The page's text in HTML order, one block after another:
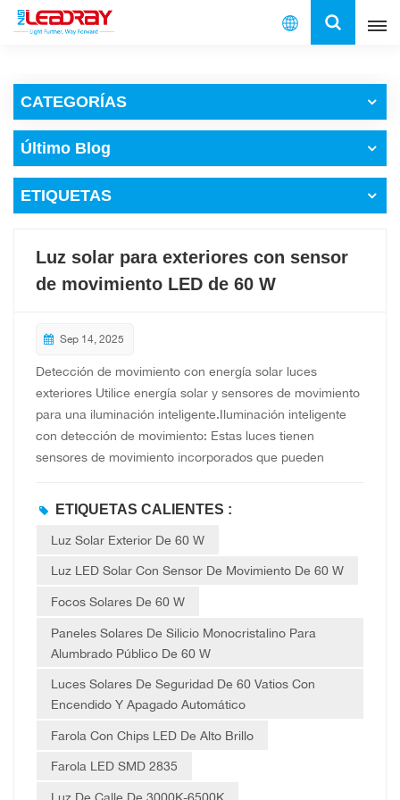
Español
中文
CATEGORÍAS
Último Blog
ETIQUETAS
Luz solar para exteriores con sensor
de movimiento LED de 60 W
Sep 14, 2025
Detección de movimiento con energía solar luces
exteriores Utilice energía solar y sensores de movimiento
para una iluminación inteligente.Iluminación inteligente
con detección de movimiento: Estas luces tienen
sensores de movimiento incorporados que pueden
detección de hasta 120 grados y una distancia de
detección de 6 a 26 pies. Cuando un objeto ingresa al
rango de detección, la luz se ilumina automáticamente y
tiempo establecido (por ejemplo, 30 segundos) después
de que el objeto sale, ahorrando energía de manera
efectiva. Energía solar eficiente: Estas luces
policristalino o monocristalino, que ofrecen una alta
eficiencia de conversión. Por ejemplo, algunos productos
utilizan paneles de silicio policristalino de alta densidad
ETIQUETAS CALIENTES :
Luz Solar Exterior De 60 W
Luz LED Solar Con Sensor De Movimiento De 60 W
Focos Solares De 60 W
Paneles Solares De Silicio Monocristalino Para
Alumbrado Público De 60 W
Luces Solares De Seguridad De 60 Vatios Con
Encendido Y Apagado Automático
Farola Con Chips LED De Alto Brillo
Farola LED SMD 2835
Luz De Calle De 3000K-6500K